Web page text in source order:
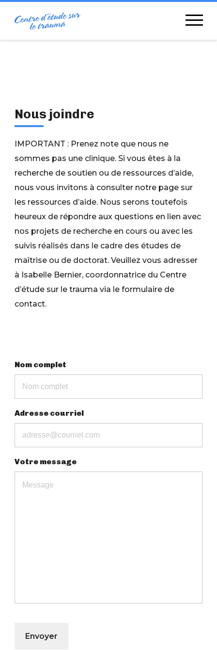
Skip
content
Nous joindre
IMPORTANT : Prenez note que nous ne
sommes pas une clinique. Si vous êtes à la
recherche de soutien ou de ressources d’aide,
nous vous invitons à consulter notre page sur
les ressources d’aide. Nous serons toutefois
heureux de répondre aux questions en lien avec
nos projets de recherche en cours ou avec les
suivis réalisés dans le cadre des études de
maîtrise ou de doctorat. Veuillez vous adresser
à Isabelle Bernier, coordonnatrice du Centre
d’étude sur le trauma via le formulaire de
contact.
Nom complet
Adresse courriel
Votre message
Envoyer